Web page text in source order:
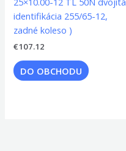
identifikácia 255/65-12,
zadné koleso )
€107.12
DO OBCHODU